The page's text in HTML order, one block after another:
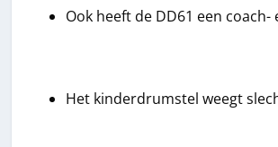
Ook heeft de DD61 een
Het kinderdrumstel weegt